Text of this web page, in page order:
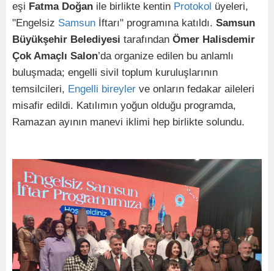
eşi Fatma Doğan ile birlikte kentin Protokol üyeleri,
"Engelsiz Samsun İftarı" programına katıldı. Samsun
Büyükşehir Belediyesi tarafından Ömer Halisdemir
Çok Amaçlı Salon’da organize edilen bu anlamlı
buluşmada; engelli sivil toplum kuruluşlarının
temsilcileri, Engelli bireyler ve onların fedakar aileleri
misafir edildi. Katılımın yoğun olduğu programda,
Ramazan ayının manevi iklimi hep birlikte solundu.